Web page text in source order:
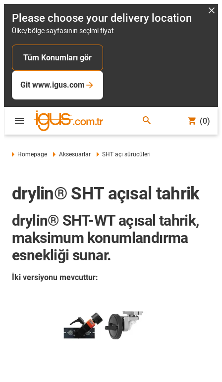
Please choose your delivery location
Ülke/bölge sayfasının seçimi fiyat
Tüm Konumları gör
Git www.igus.com
(0)
Homepage Aksesuarlar SHT açı sürücüleri
drylin® SHT açısal tahrik
drylin® SHT-WT açısal tahrik,
maksimum konumlandırma
esnekliği sunar.
İki versiyonu mevcuttur: